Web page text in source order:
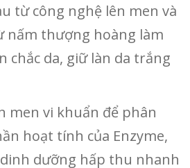
từ công nghệ lên men và
nấm thượng hoàng làm
chắc da, giữ làn da trắng
men vi khuẩn để phân
hoạt tính của Enzyme,
dinh dưỡng hấp thu nhanh